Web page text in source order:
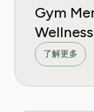
Gym
Wellness
了解更多